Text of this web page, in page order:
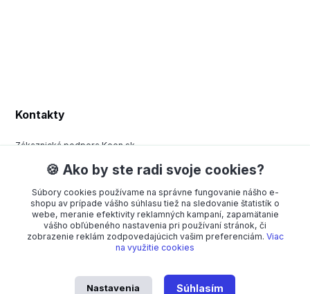
Kontakty
Zákaznická podpora Keen.sk
+420 377 443 970
(Po-Pá, 8-15 hod.)
order@americanway.sk
🍪 Ako by ste radi svoje cookies?
Súbory cookies používame na správne fungovanie nášho e-
shopu av prípade vášho súhlasu tiež na sledovanie štatistík o
webe, meranie efektivity reklamných kampaní, zapamätanie
vášho obľúbeného nastavenia pri používaní stránok, či
zobrazenie reklám zodpovedajúcich vašim preferenciám. Viac
na využitie cookies
Nastavenia Súhlasím